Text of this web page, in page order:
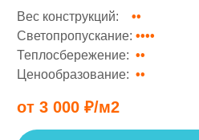
Вес конструкций: ••
Светопропускание: ••••
Теплосбережение: ••
Ценообразование: ••
от 3 000 ₽/м2